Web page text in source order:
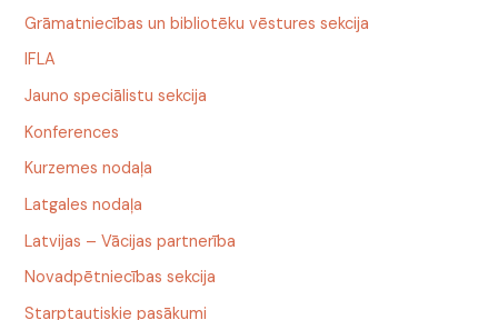
Grāmatniecības un bibliotēku vēstures sekcija
IFLA
Jauno speciālistu sekcija
Konferences
Kurzemes nodaļa
Latgales nodaļa
Latvijas – Vācijas partnerība
Novadpētniecības sekcija
Starptautiskie pasākumi